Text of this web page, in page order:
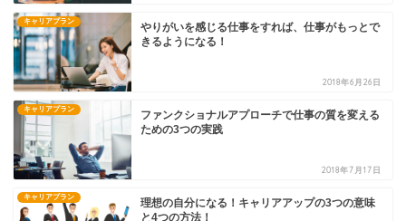
キャリアプラン
やりがいを感じる仕事をすれば、仕事がもっとで
きるようになる！
2018年6月26日
キャリアプラン
ファンクショナルアプローチで仕事の質を変える
ための3つの実践
2018年7月17日
キャリアプラン
理想の自分になる！キャリアアップの3つの意味
と4つの方法！